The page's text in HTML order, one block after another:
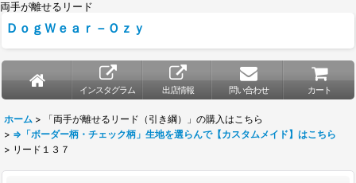
両手が離せるリード
ＤｏｇＷｅａｒ－Ｏｚｙ
インスタグラム 出店情報 問い合わせ カート
ホーム >
「両手が離せるリード（引き綱）」の購入はこちら
> ⇒「ボーダー柄・チェック柄」生地を選らんで【カスタムメイド】はこちら
> リード１３７